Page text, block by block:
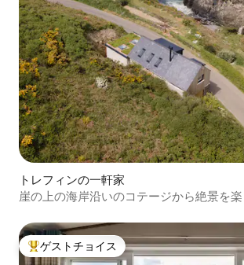
トレフィンの一軒家
崖の上の海岸沿いのコテージから絶景を
大好評のゲストチョイスです。
ゲストチョイス